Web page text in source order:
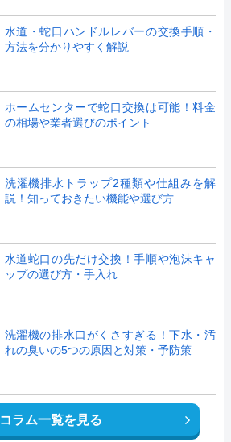
水道・蛇口ハンドルレバーの交換手順・
方法を分かりやすく解説
ホームセンターで蛇口交換は可能！料金
の相場や業者選びのポイント
洗濯機排水トラップ2種類や仕組みを解
説！知っておきたい機能や選び方
水道蛇口の先だけ交換！手順や泡沫キャ
ップの選び方・手入れ
洗濯機の排水口がくさすぎる！下水・汚
れの臭いの5つの原因と対策・予防策
コラム一覧を見る